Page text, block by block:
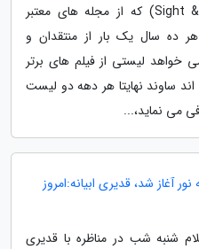
مجله سایت اند ساوند (Sight & Sound) که از مجله های معتبر
ده سال یک بار از منتقدان و
خواهد لیستی از فیلم های برتر
اند ساوند نهایتا هر دهه دو لیست
می نماید،...
آغاز شد، قدیری ابیانه:امروز
شنبه شب در مناظره با قدیری